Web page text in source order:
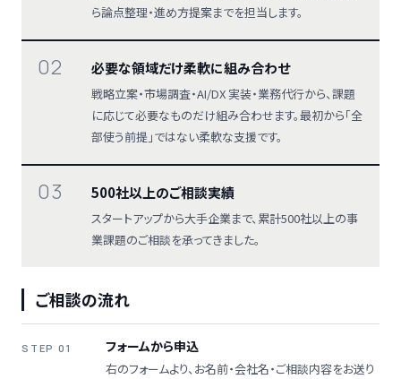
ら論点整理・進め方提案までを担当します。
02 必要な領域だけ柔軟に組み合わせ
戦略立案・市場調査・AI/DX 実装・業務代行から、課題
に応じて必要なものだけ組み合わせます。最初から「全
部使う前提」ではない柔軟な支援です。
03 500社以上のご相談実績
スタートアップから大手企業まで、累計500社以上の事
業課題のご相談を承ってきました。
ご相談の流れ
STEP 01 フォームから申込
右のフォームより、お名前・会社名・ご相談内容をお送り